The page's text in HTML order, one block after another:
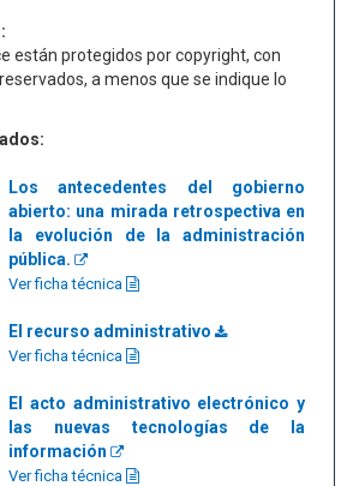
están protegidos por copyright, con
a menos que se indique lo
Los antecedentes del gobierno
abierto: una mirada retrospectiva en
la evolución de la administración
pública.
Ver ficha técnica
El recurso administrativo
Ver ficha técnica
El acto administrativo electrónico y
las nuevas tecnologías de la
información
Ver ficha técnica